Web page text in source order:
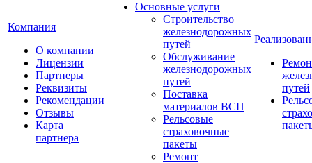
Компания
О компании
Лицензии
Партнеры
Реквизиты
Рекомендации
Отзывы
Карта
партнера
Основные услуги
Строительство
железнодорожных
путей
Обслуживание
железнодорожных
путей
Поставка
материалов ВСП
Рельсовые
страховочные
пакеты
Ремонт
путей